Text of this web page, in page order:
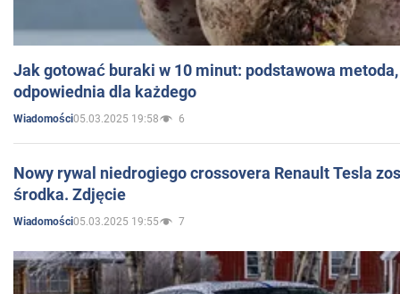
Jak gotować buraki w 10 minut: podstawowa
odpowiednia dla każdego
Wiadomości05.03.2025 19:58 6
Nowy rywal niedrogiego crossovera Renault Tesla
środka. Zdjęcie
Wiadomości05.03.2025 19:55 7